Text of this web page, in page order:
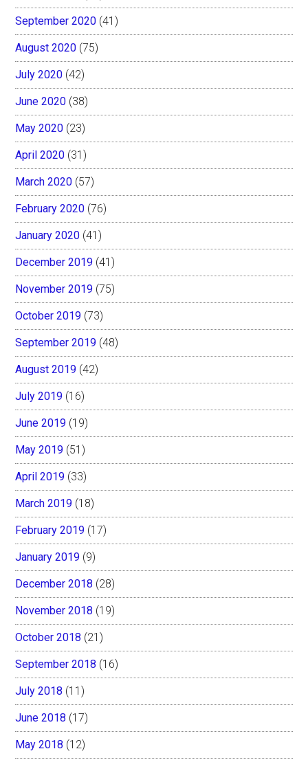
September 2020 (41)
August 2020 (75)
July 2020 (42)
June 2020 (38)
May 2020 (23)
April 2020 (31)
March 2020 (57)
February 2020 (76)
January 2020 (41)
December 2019 (41)
November 2019 (75)
October 2019 (73)
September 2019 (48)
August 2019 (42)
July 2019 (16)
June 2019 (19)
May 2019 (51)
April 2019 (33)
March 2019 (18)
February 2019 (17)
January 2019 (9)
December 2018 (28)
November 2018 (19)
October 2018 (21)
September 2018 (16)
July 2018 (11)
June 2018 (17)
May 2018 (12)